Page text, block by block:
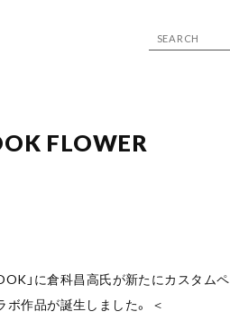
FLOWER
」に倉科昌高氏が新たにカスタムペ
作品が誕生しました。 ＜